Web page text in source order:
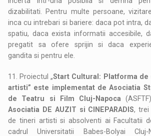
dizabilitati. Pentru multe persoane,
inca cu intrebari si bariere: daca pot intra,
spatiu, daca exista informatii accesibile,
pregatit sa ofere sprijin si daca
gandita si pentru ele.
11. Proiectul „Start Cultural: Platforma
artisti” este implementat de Asociatia
de Teatru si Film Cluj-Napoca
Asociatia DE AUZIT si CINEPARADIS, trei
de tineri artisti si absolventi ai Facultatii
cadrul Universitatii Babes-Bolyai Cluj-